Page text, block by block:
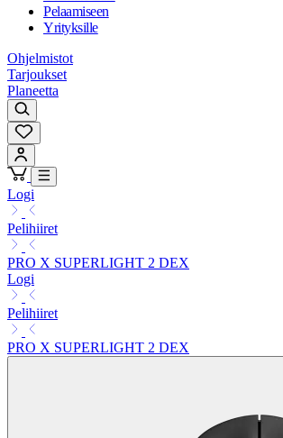
Pelaamiseen
Yrityksille
Ohjelmistot
Tarjoukset
Planeetta
Logi
Pelihiiret
PRO X SUPERLIGHT 2 DEX
Logi
Pelihiiret
PRO X SUPERLIGHT 2 DEX